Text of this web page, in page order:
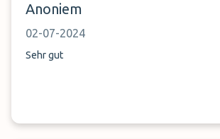
Anoniem
02-07-2024
Sehr gut